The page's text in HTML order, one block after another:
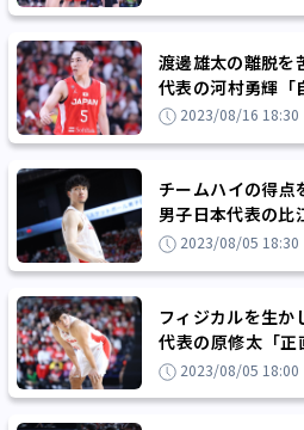
渡邊雄太の離脱を
代表の河村勇輝「
ハプニングではない
2023/08/16 18:30
チームハイの得点
男子日本代表の比
ドで試合に入りまし
2023/08/05 18:30
フィジカルを生か
代表の原修太「
籍選手たちの方が
2023/08/05 18:00